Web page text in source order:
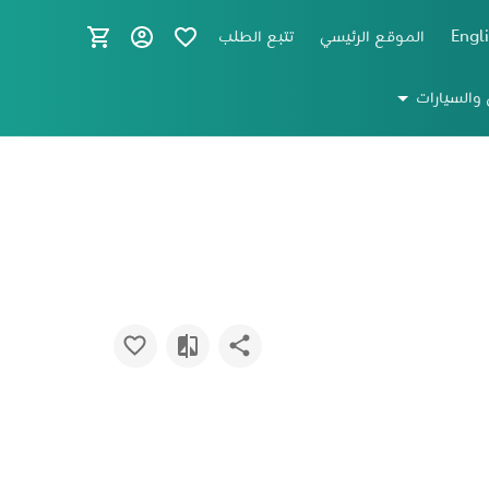
الموقع الرئيسي تتبع الطلب
والسيارات